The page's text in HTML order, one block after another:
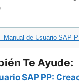
Manual de Usuario SAP
Te Ayude:
SAP PP: